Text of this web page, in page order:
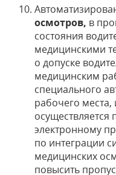
осмотров, в
состояния
медицинскими
о допуске
медицинским
специального
рабочего
электронному
по интеграции
медицинских
повысить